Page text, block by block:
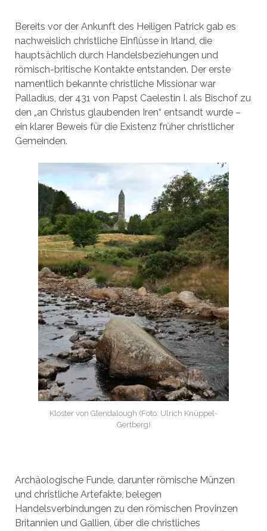
Bereits vor der Ankunft des Heiligen Patrick gab es
nachweislich christliche Einflüsse in Irland, die
hauptsächlich durch Handelsbeziehungen und
römisch-britische Kontakte entstanden. Der erste
namentlich bekannte christliche Missionar war
Palladius, der 431 von Papst Caelestin I. als Bischof zu
den „an Christus glaubenden Iren“ entsandt wurde –
ein klarer Beweis für die Existenz früher christlicher
Gemeinden.
Kloster von Glendalough (Foto: Ulrich Knüppel-
Gertberg)
Archäologische Funde, darunter römische Münzen
und christliche Artefakte, belegen
Handelsverbindungen zu den römischen Provinzen
Britannien und Gallien, über die christliches